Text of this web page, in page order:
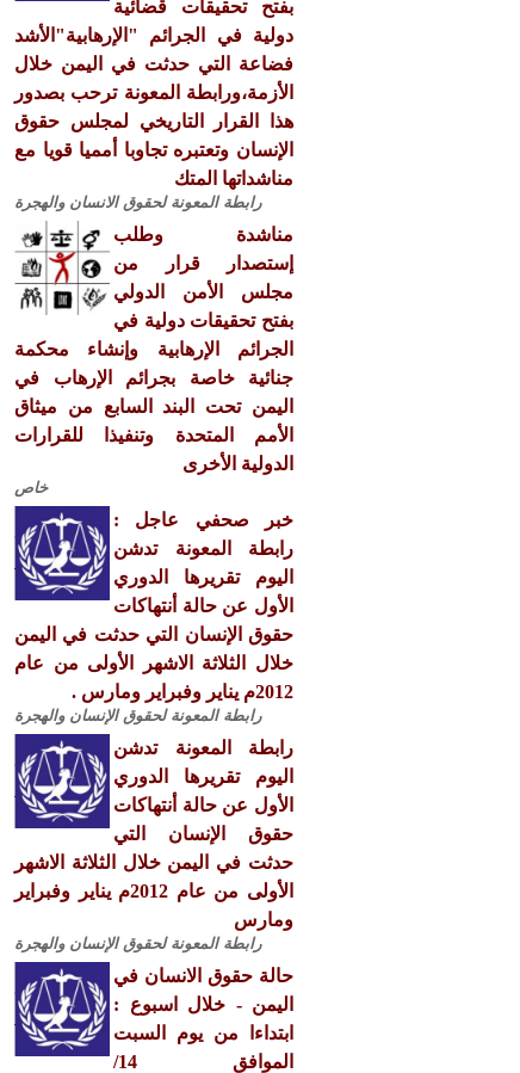
بفتح تحقيقات قضائية
دولية في الجرائم "الإرهابية"الأشد
فضاعة التي حدثت في اليمن خلال
الأزمة،ورابطة المعونة ترحب بصدور
هذا القرار التاريخي لمجلس حقوق
الإنسان وتعتبره تجاوبا أمميا قويا مع
مناشداتها المتك
رابطة المعونة لحقوق الانسان والهجرة
مناشدة وطلب
إستصدار قرار من
مجلس الأمن الدولي
بفتح تحقيقات دولية في
الجرائم الإرهابية وإنشاء محكمة
جنائية خاصة بجرائم الإرهاب في
اليمن تحت البند السابع من ميثاق
الأمم المتحدة وتنفيذا للقرارات
الدولية الأخرى
خاص
خبر صحفي عاجل :
رابطة المعونة تدشن
اليوم تقريرها الدوري
الأول عن حالة أنتهاكات
حقوق الإنسان التي حدثت في اليمن
خلال الثلاثة الاشهر الأولى من عام
2012م يناير وفبراير ومارس .
رابطة المعونة لحقوق الإنسان والهجرة
رابطة المعونة تدشن
اليوم تقريرها الدوري
الأول عن حالة أنتهاكات
حقوق الإنسان التي
حدثت في اليمن خلال الثلاثة الاشهر
الأولى من عام 2012م يناير وفبراير
ومارس
رابطة المعونة لحقوق الإنسان والهجرة
حالة حقوق الانسان في
اليمن - خلال اسبوع :
ابتداءا من يوم السبت
الموافق 14/